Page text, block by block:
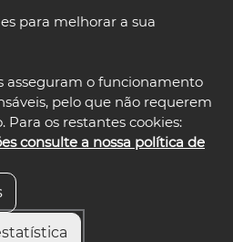
para melhorar a sua
asseguram o funcionamento
pelo que não requerem
Para os restantes cookies:
consulte a nossa política de
select language